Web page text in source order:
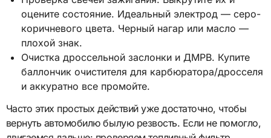
оцените состояние. Идеальный электрод — серо-
коричневого цвета. Черный нагар или масло —
плохой знак.
Очистка дроссельной заслонки и ДМРВ. Купите
баллончик очистителя для карбюратора/дросселя
и аккуратно все промойте.
Часто этих простых действий уже достаточно, чтобы
вернуть автомобилю былую резвость. Если не помогло,